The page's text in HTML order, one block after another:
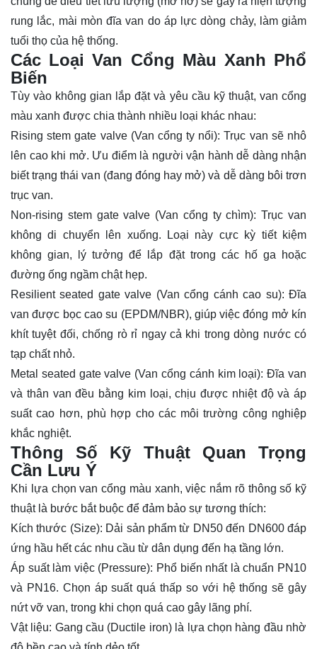
rung lắc, mài mòn đĩa van do áp lực dòng chảy, làm giảm
tuổi thọ của hệ thống.
Các Loại Van Cổng Màu Xanh Phổ
Biến
Tùy vào không gian lắp đặt và yêu cầu kỹ thuật, van cổng
màu xanh được chia thành nhiều loại khác nhau:
Rising stem gate valve (Van cổng ty nổi): Trục van sẽ nhô
lên cao khi mở. Ưu điểm là người vận hành dễ dàng nhận
biết trạng thái van (đang đóng hay mở) và dễ dàng bôi trơn
trục van.
Non-rising stem gate valve (Van cổng ty chìm): Trục van
không di chuyển lên xuống. Loại này cực kỳ tiết kiệm
không gian, lý tưởng để lắp đặt trong các hố ga hoặc
đường ống ngầm chật hẹp.
Resilient seated gate valve (Van cổng cánh cao su): Đĩa
van được bọc cao su (EPDM/NBR), giúp việc đóng mở kín
khít tuyệt đối, chống rò rỉ ngay cả khi trong dòng nước có
tạp chất nhỏ.
Metal seated gate valve (Van cổng cánh kim loại): Đĩa van
và thân van đều bằng kim loại, chịu được nhiệt độ và áp
suất cao hơn, phù hợp cho các môi trường công nghiệp
khắc nghiệt.
Thông Số Kỹ Thuật Quan Trọng
Cần Lưu Ý
Khi lựa chọn van cổng màu xanh, việc nắm rõ thông số kỹ
thuật là bước bắt buộc để đảm bảo sự tương thích:
Kích thước (Size): Dải sản phẩm từ DN50 đến DN600 đáp
ứng hầu hết các nhu cầu từ dân dụng đến hạ tầng lớn.
Áp suất làm việc (Pressure): Phổ biến nhất là chuẩn PN10
và PN16. Chọn áp suất quá thấp so với hệ thống sẽ gây
nứt vỡ van, trong khi chọn quá cao gây lãng phí.
Vật liệu: Gang cầu (Ductile iron) là lựa chọn hàng đầu nhờ